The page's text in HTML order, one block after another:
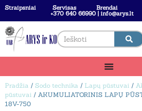
Straipsniai Servisas
Brendai
+370 640 66990 | info@arys.lt
Pradžia / Sodo technika / Lapų pūstuvai /
pūstuvai / AKUMULIATORINIS LAPŲ
18V-750